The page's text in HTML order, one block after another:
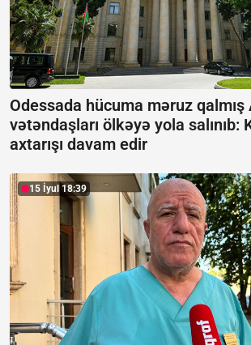
Odessada hücuma məruz qalmış
vətəndaşları ölkəyə yola salınıb:
axtarışı davam edir
15 İyul 18:39